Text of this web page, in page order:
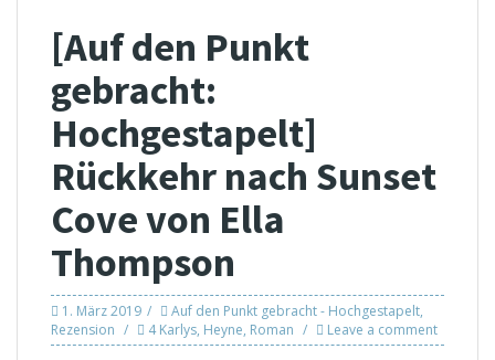
[Auf den Punkt
gebracht:
Hochgestapelt]
Rückkehr nach Sunset
Cove von Ella
Thompson
1. März 2019 Auf den Punkt gebracht - Hochgestapelt,
Rezension
4 Karlys, Heyne, Roman Leave a comment